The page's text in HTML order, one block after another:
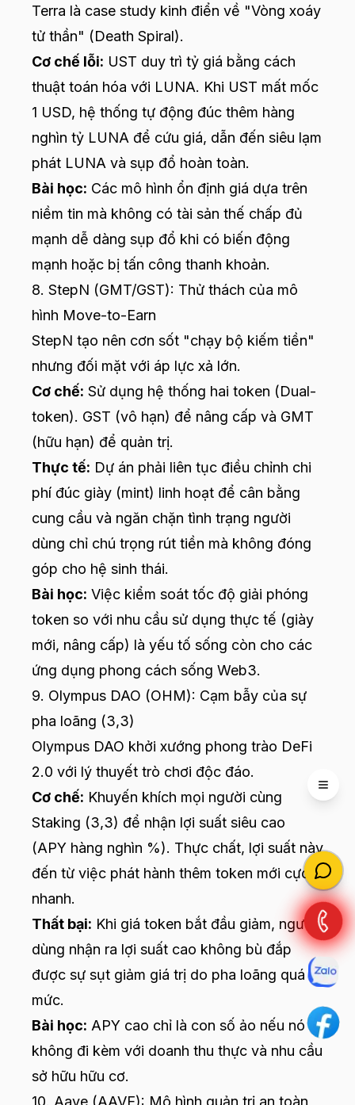
Terra là case study kinh điển về "Vòng xoáy
tử thần" (Death Spiral).
Cơ chế lỗi: UST duy trì tỷ giá bằng cách
thuật toán hóa với LUNA. Khi UST mất mốc
1 USD, hệ thống tự động đúc thêm hàng
nghìn tỷ LUNA để cứu giá, dẫn đến siêu lạm
phát LUNA và sụp đổ hoàn toàn.
Bài học: Các mô hình ổn định giá dựa trên
niềm tin mà không có tài sản thế chấp đủ
mạnh dễ dàng sụp đổ khi có biến động
mạnh hoặc bị tấn công thanh khoản.
8. StepN (GMT/GST): Thử thách của mô
hình Move-to-Earn
StepN tạo nên cơn sốt "chạy bộ kiếm tiền"
nhưng đối mặt với áp lực xả lớn.
Cơ chế: Sử dụng hệ thống hai token (Dual-
token). GST (vô hạn) để nâng cấp và GMT
(hữu hạn) để quản trị.
Thực tế: Dự án phải liên tục điều chỉnh chi
phí đúc giày (mint) linh hoạt để cân bằng
cung cầu và ngăn chặn tình trạng người
dùng chỉ chú trọng rút tiền mà không đóng
góp cho hệ sinh thái.
Bài học: Việc kiểm soát tốc độ giải phóng
token so với nhu cầu sử dụng thực tế (giày
mới, nâng cấp) là yếu tố sống còn cho các
ứng dụng phong cách sống Web3.
9. Olympus DAO (OHM): Cạm bẫy của sự
pha loãng (3,3)
Olympus DAO khởi xướng phong trào DeFi
2.0 với lý thuyết trò chơi độc đáo.
Cơ chế: Khuyến khích mọi người cùng
Staking (3,3) để nhận lợi suất siêu cao
(APY hàng nghìn %). Thực chất, lợi suất này
đến từ việc phát hành thêm token mới cực
nhanh.
Thất bại: Khi giá token bắt đầu giảm, người
dùng nhận ra lợi suất cao không bù đắp
được sự sụt giảm giá trị do pha loãng quá
mức.
Bài học: APY cao chỉ là con số ảo nếu nó
không đi kèm với doanh thu thực và nhu cầu
sở hữu hữu cơ.
10. Aave (AAVE): Mô hình quản trị an toàn